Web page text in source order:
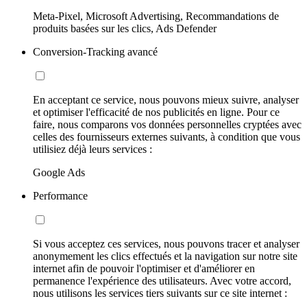
Meta-Pixel, Microsoft Advertising, Recommandations de
produits basées sur les clics, Ads Defender
Conversion-Tracking avancé
En acceptant ce service, nous pouvons mieux suivre, analyser
et optimiser l'efficacité de nos publicités en ligne. Pour ce
faire, nous comparons vos données personnelles cryptées avec
celles des fournisseurs externes suivants, à condition que vous
utilisiez déjà leurs services :
Google Ads
Performance
Si vous acceptez ces services, nous pouvons tracer et analyser
anonymement les clics effectués et la navigation sur notre site
internet afin de pouvoir l'optimiser et d'améliorer en
permanence l'expérience des utilisateurs. Avec votre accord,
nous utilisons les services tiers suivants sur ce site internet :